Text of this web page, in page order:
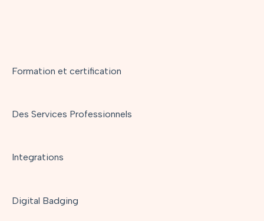
Formation et certification
Des Services Professionnels
Integrations
Digital Badging